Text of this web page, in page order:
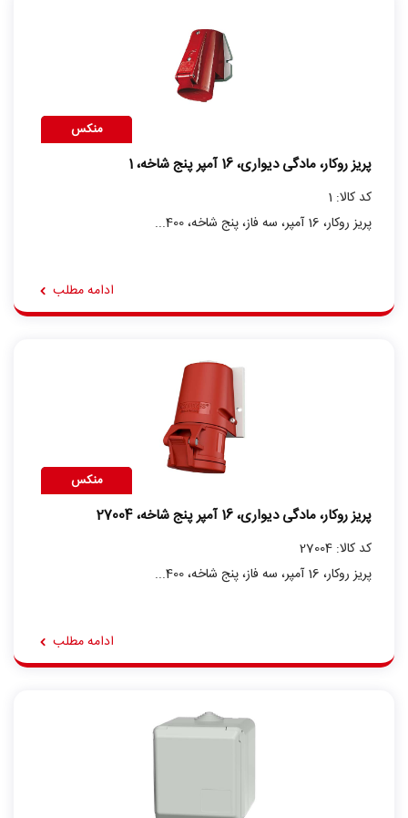
منکس
پریز روکار، مادگی دیواری، 16 آمپر پنج شاخه، 1
کد کالا: 1
پریز روکار، 16 آمپر، سه فاز، پنج شاخه، 400...
ادامه مطلب
منکس
پریز روکار، مادگی دیواری، 16 آمپر پنج شاخه، 27004
کد کالا: 27004
پریز روکار، 16 آمپر، سه فاز، پنج شاخه، 400...
ادامه مطلب